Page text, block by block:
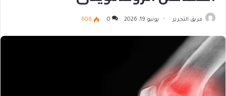
فريق التحرير يونيو 19, 2026 0
606